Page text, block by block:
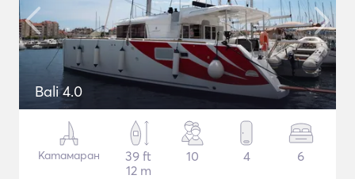
Bali 4.0
Катамаран
39 ft
12 m
10 4 6